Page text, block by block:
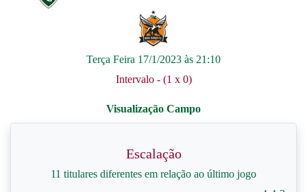
Terça Feira 17/1/2023 às 21:10
Intervalo - (1 x 0)
Escalação
11 titulares diferentes em relação ao último jogo